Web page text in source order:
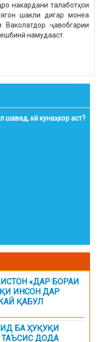
накардани талаботҳои
шакли дигар монеа
ҷавобгарии
намудааст.
шавад, кӣ кунаҳкор аст?
«ДАР БОРАИ
ИНСОН ДАР
ҚАБУЛ
БА ҲУҚУҚИ
ДОДА